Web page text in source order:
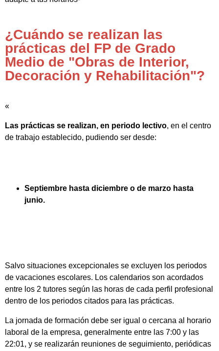
¿Cuándo se realizan las
prácticas del FP de Grado
Medio de "Obras de Interior,
Decoración y Rehabilitación"?
«
Las prácticas se realizan, en periodo lectivo, en el centro
de trabajo establecido, pudiendo ser desde:
Septiembre hasta diciembre o de marzo hasta
junio.
Salvo situaciones excepcionales se excluyen los periodos
de vacaciones escolares. Los calendarios son acordados
entre los 2 tutores según las horas de cada perfil profesional
dentro de los periodos citados para las prácticas.
La jornada de formación debe ser igual o cercana al horario
laboral de la empresa, generalmente entre las 7:00 y las
22:01, y se realizarán reuniones de seguimiento, periódicas